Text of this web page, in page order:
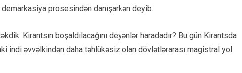
prosesindən danışarkən deyib.
Kirantsın boşaldılacağını deyənlər haradadır? Bu gün Kirantsda
indi əvvəlkindən daha təhlükəsiz olan dövlətlərarası magistral yol